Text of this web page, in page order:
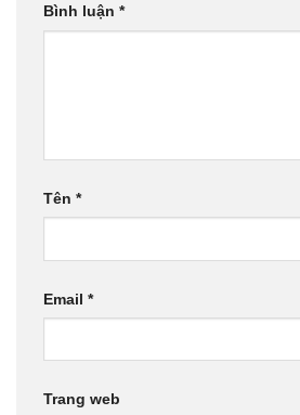
Bình luận *
Tên *
Email *
Trang web